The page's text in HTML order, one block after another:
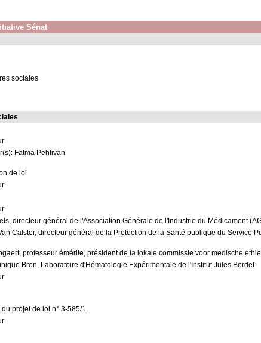
Sénat
sociales
Fatma Pehlivan
de loi
directeur général de l'Association Générale de l'Industrie du Médicament
Calster, directeur général de la Protection de la Santé publique du Service
professeur émérite, président de la lokale commissie voor medische
Bron, Laboratoire d'Hématologie Expérimentale de l'Institut Jules Bordet
projet de loi n° 3-585/1